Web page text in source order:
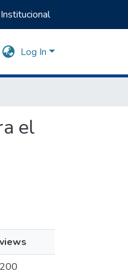
Log In
el
views
200